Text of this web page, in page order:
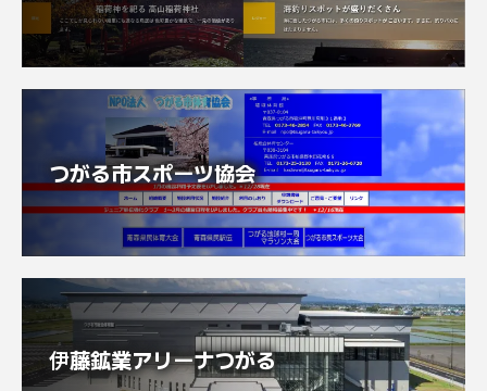
つがる市スポーツ協会
伊藤鉱業アリーナつがる